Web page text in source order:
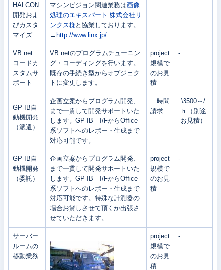
HALCON
開発およ
びカスタ
マイズ
マシンビジョン関連業務は画像
処理のエキスパート 株式会社リ
ンクス様 と協業しております。
→http://www.linx.jp/
VB.net
コードカ
スタムサ
ポート
VB.netのプログラムチューニン
グ・コーディングを行います。
既存の手続き型からオブジェク
トに変更します。
project
規模で
のお見
積
-
GP-IB自
動機開発
（派遣）
企画立案からプログラム開発、
まで一貫して開発サポートいた
します。GP-IB I/FからOffice
系ソフトへのレポート生成まで
対応可能です。
時間
請求
\3500～/
ｈ（別途
お見積）
GP-IB自
動機開発
（委託）
企画立案からプログラム開発、
まで一貫して開発サポートいた
します。GP-IB I/FからOffice
系ソフトへのレポート生成まで
対応可能です。特殊な計測器の
場合お貸しさせて頂くか出張さ
せていただきます。
project
規模で
のお見
積
-
サーバー
ルームの
移動業務
project
規模で
のお見
積
-